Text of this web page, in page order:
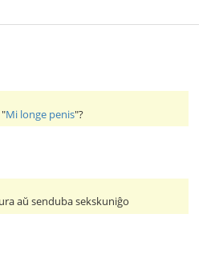
Mi longe penis"?
aŭ senduba sekskuniĝo